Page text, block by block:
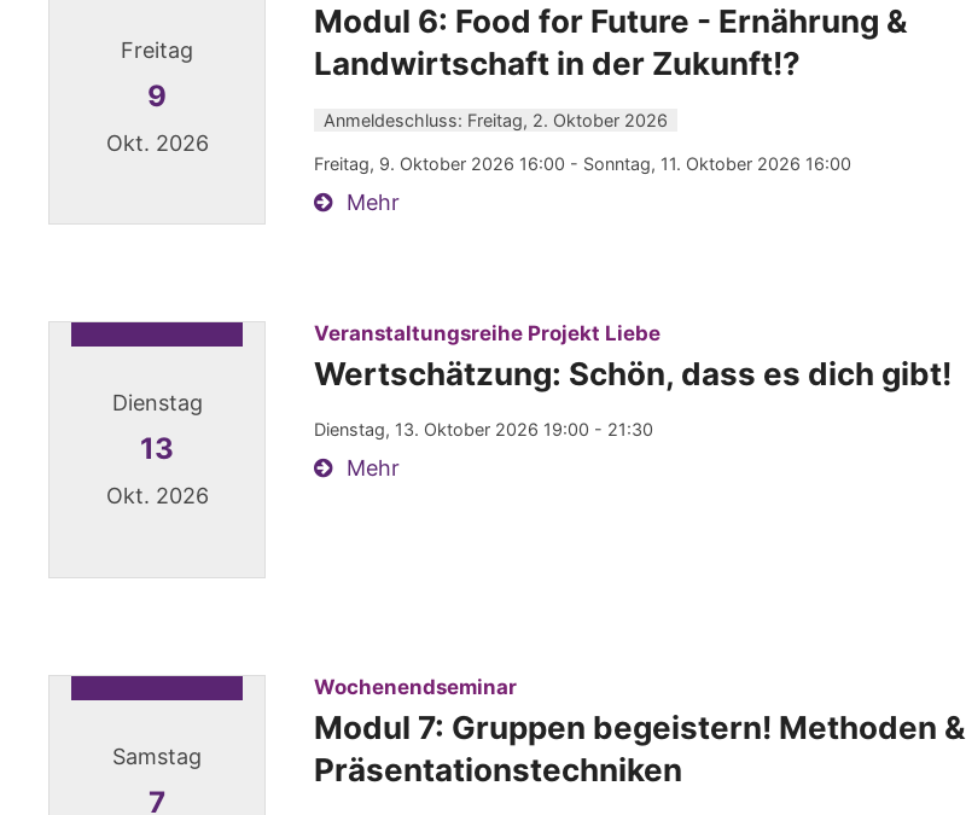
Freitag
9
Okt. 2026
Modul 6: Food for Future - Ernährung &
Landwirtschaft in der Zukunft!?
Anmeldeschluss: Freitag, 2. Oktober 2026
Freitag, 9. Oktober 2026 16:00 - Sonntag, 11. Oktober 2026 16:00
Mehr
Dienstag
13
Okt. 2026
Veranstaltungsreihe Projekt Liebe:
Wertschätzung: Schön, dass es dich gibt!
Dienstag, 13. Oktober 2026 19:00 - 21:30
Mehr
Samstag
7
Wochenendseminar:
Modul 7: Gruppen begeistern! Methoden &
Präsentationstechniken